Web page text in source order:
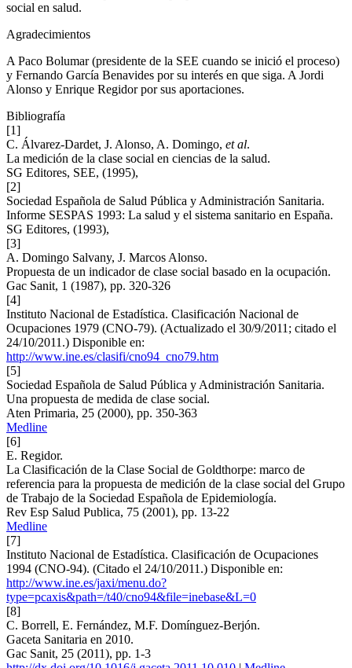
social en salud.
Agradecimientos
A Paco Bolumar (presidente de la SEE cuando se inició el proceso)
y Fernando García Benavides por su interés en que siga. A Jordi
Alonso y Enrique Regidor por sus aportaciones.
Bibliografía
[1]
C. Álvarez-Dardet, J. Alonso, A. Domingo, et al.
La medición de la clase social en ciencias de la salud.
SG Editores, SEE, (1995),
[2]
Sociedad Española de Salud Pública y Administración Sanitaria.
Informe SESPAS 1993: La salud y el sistema sanitario en España.
SG Editores, (1993),
[3]
A. Domingo Salvany, J. Marcos Alonso.
Propuesta de un indicador de clase social basado en la ocupación.
Gac Sanit, 1 (1987), pp. 320-326
[4]
Instituto Nacional de Estadística. Clasificación Nacional de
Ocupaciones 1979 (CNO-79). (Actualizado el 30/9/2011; citado el
24/10/2011.) Disponible en:
http://www.ine.es/clasifi/cno94_cno79.htm
[5]
Sociedad Española de Salud Pública y Administración Sanitaria.
Una propuesta de medida de clase social.
Aten Primaria, 25 (2000), pp. 350-363
Medline
[6]
E. Regidor.
La Clasificación de la Clase Social de Goldthorpe: marco de
referencia para la propuesta de medición de la clase social del Grupo
de Trabajo de la Sociedad Española de Epidemiología.
Rev Esp Salud Publica, 75 (2001), pp. 13-22
Medline
[7]
Instituto Nacional de Estadística. Clasificación de Ocupaciones
1994 (CNO-94). (Citado el 24/10/2011.) Disponible en:
http://www.ine.es/jaxi/menu.do?
type=pcaxis&path=/t40/cno94&file=inebase&L=0
[8]
C. Borrell, E. Fernández, M.F. Domínguez-Berjón.
Gaceta Sanitaria en 2010.
Gac Sanit, 25 (2011), pp. 1-3